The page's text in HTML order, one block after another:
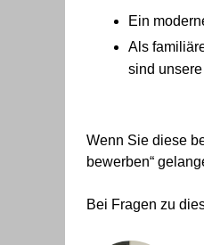
Ein
Als
sind
Wenn Sie diese
bewerben“
Bei Fragen zu